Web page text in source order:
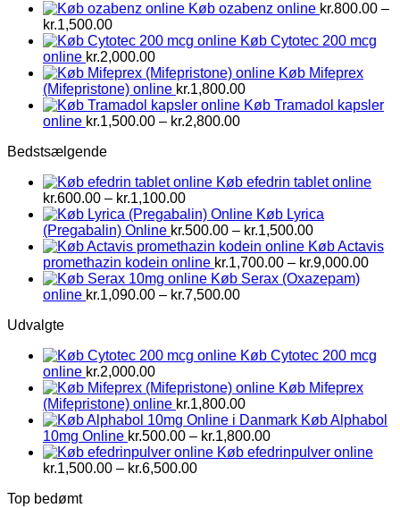
Køb ozabenz online kr.800.00 –
kr.1,500.00Prisinterval:
kr.800.00
til
kr.1,500.00
Køb Cytotec 200 mcg
online kr.2,000.00
Køb Mifeprex
(Mifepristone) online kr.1,800.00
Køb Tramadol kapsler
online kr.1,500.00 – kr.2,800.00Prisinterval:
Bedstsælgende
Køb efedrin tablet online
kr.600.00 – kr.1,100.00Prisinterval:
kr.600.00
til
kr.1,100.00
Køb Lyrica
(Pregabalin) Online kr.500.00 – kr.1,500.00Prisinterval:
kr.500.00
til
kr.1,500.00
Køb Actavis
promethazin kodein online kr.1,700.00 – kr.9,000.00
Køb Serax (Oxazepam)
online kr.1,090.00 – kr.7,500.00Prisinterval:
Udvalgte
Køb Cytotec 200 mcg
online kr.2,000.00
Køb Mifeprex
(Mifepristone) online kr.1,800.00
Køb Alphabol
10mg Online kr.500.00 – kr.1,800.00Prisinterval:
kr.500.00
Køb efedrinpulver online
kr.1,500.00 – kr.6,500.00Prisinterval:
Top bedømt